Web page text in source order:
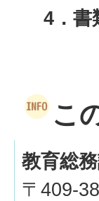
4．書
こ
教育総
〒409-